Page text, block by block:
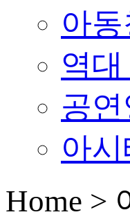
아
역
공
아
Home >